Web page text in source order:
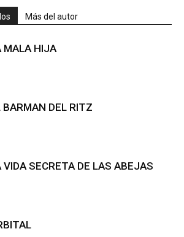
Más del autor
MALA HIJA
BARMAN DEL RITZ
VIDA SECRETA DE LAS ABEJAS